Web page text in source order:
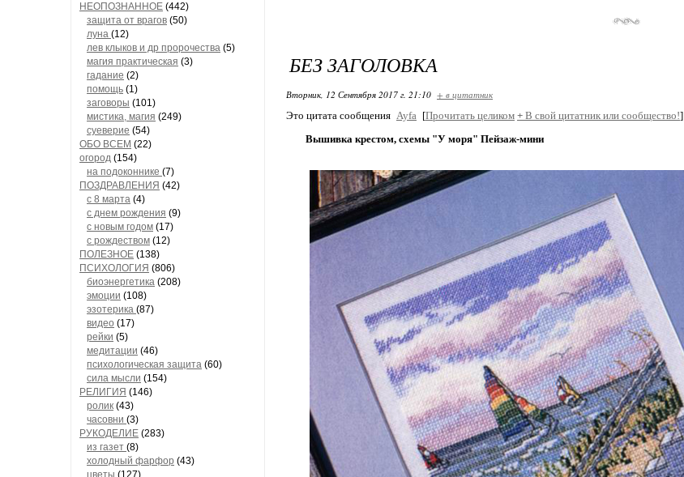
НЕОПОЗНАННОЕ (442)
защита от врагов (50)
луна (12)
лев клыков и др пророчества (5)
магия практическая (3)
гадание (2)
помощь (1)
заговоры (101)
мистика, магия (249)
суеверие (54)
ОБО ВСЕМ (22)
огород (154)
на подоконнике (7)
ПОЗДРАВЛЕНИЯ (42)
с 8 марта (4)
с днем рождения (9)
с новым годом (17)
с рождеством (12)
ПОЛЕЗНОЕ (138)
ПСИХОЛОГИЯ (806)
биоэнергетика (208)
эмоции (108)
эзотерика (87)
видео (17)
рейки (5)
медитации (46)
психологическая защита (60)
сила мысли (154)
РЕЛИГИЯ (146)
ролик (43)
часовни (3)
РУКОДЕЛИЕ (283)
из газет (8)
холодный фарфор (43)
цветы (127)
БЕЗ ЗАГОЛОВКА
Вторник, 12 Сентября 2017 г. 21:10 + в цитатник
Это цитата сообщения Ayfa [Прочитать целиком + В свой цитатник или сообщество!]
Вышивка крестом, схемы "У моря" Пейзаж-мини